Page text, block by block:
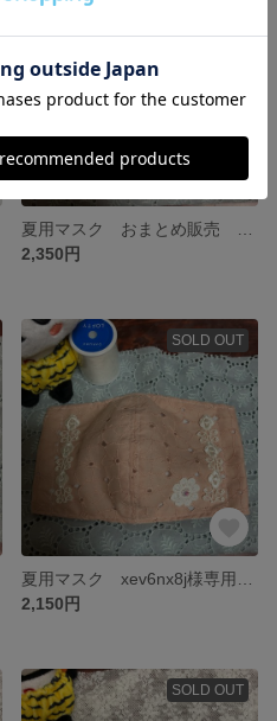
2,350円
SOLD OUT
2,150円
SOLD OUT